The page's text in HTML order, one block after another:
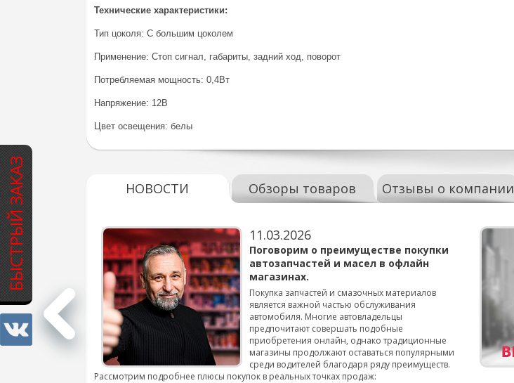
БЫСТРЫЙ ЗАКАЗ
Технические характеристики:
Тип цоколя: С большим цоколем
Применение: Стоп сигнал, габариты, задний ход, поворот
Потребляемая мощность: 0,4Вт
Напряжение: 12В
Цвет освещения: белы
НОВОСТИ Обзоры товаров Отзывы о компании
для
смены шин на
подробнее...
11.03.2026
Поговорим о преимуществе покупки
автозапчастей и масел в офлайн
магазинах.
Покупка запчастей и смазочных материалов
является важной частью обслуживания
автомобиля. Многие автовладельцы
предпочитают совершать подобные
приобретения онлайн, однако традиционные
магазины продолжают оставаться популярными
среди водителей благодаря ряду преимуществ.
Рассмотрим подробнее плюсы покупок в реальных точках продаж: